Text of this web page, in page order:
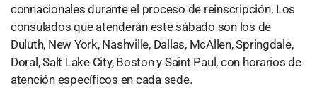
connacionales durante el proceso de reinscripción. Los
consulados que atenderán este sábado son los de
Duluth, New York, Nashville, Dallas, McAllen, Springdale,
Doral, Salt Lake City, Boston y Saint Paul, con horarios de
atención específicos en cada sede.